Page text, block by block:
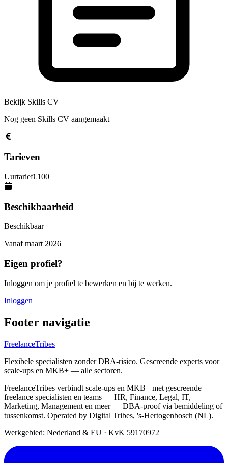
Bekijk Skills CV
Nog geen Skills CV aangemaakt
Tarieven
Uurtarief€100
Beschikbaarheid
Beschikbaar
Vanaf maart 2026
Eigen profiel?
Inloggen om je profiel te bewerken en bij te werken.
Inloggen
Footer navigatie
FreelanceTribes
Flexibele specialisten zonder DBA-risico. Gescreende experts voor
scale-ups en MKB+ — alle sectoren.
FreelanceTribes verbindt scale-ups en MKB+ met gescreende
freelance specialisten en teams — HR, Finance, Legal, IT,
Marketing, Management en meer — DBA-proof via bemiddeling of
tussenkomst. Operated by Digital Tribes, 's-Hertogenbosch (NL).
Werkgebied: Nederland & EU · KvK 59170972